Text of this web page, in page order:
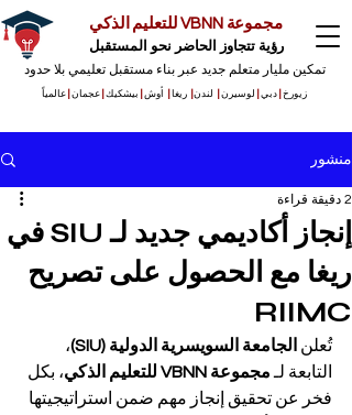
مجموعة VBNN للتعليم الذكي
رؤية تتجاوز الحاضر نحو المستقبل
تمكين مليار متعلم جديد عبر بناء مستقبل تعليمي بلا حدود
زيورخ دبي لوسيرن لندن ريغا أوش بيشكيك عجمان |عالمياً
منشور
إنجاز أكاديمي جديد لـ SIU في
ريغا مع الحصول على تصريح
RIIMC
2 دقيقة قراءة
تُعلن الجامعة السويسرية الدولية (SIU)
،
التابعة لـ مجموعة VBNN للتعليم الذكي
، بكل
فخر عن تحقيق إنجاز مهم ضمن استراتيجيتها